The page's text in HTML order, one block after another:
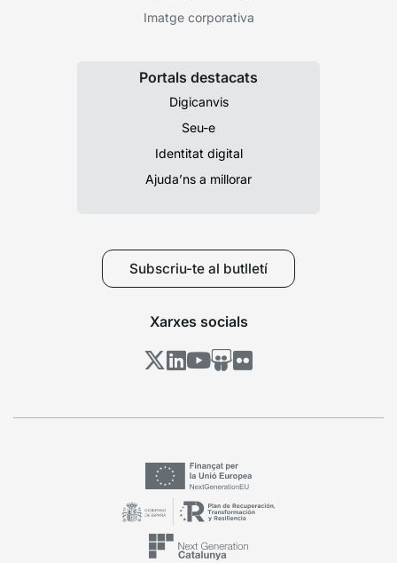
Imatge corporativa
Portals destacats
Digicanvis
Seu-e
Identitat digital
Ajuda’ns a millorar
Subscriu-te al butlletí
Xarxes socials